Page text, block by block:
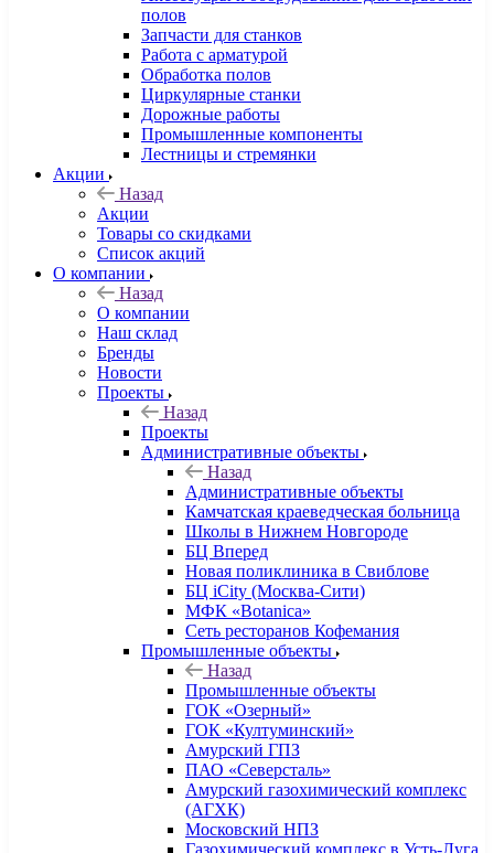
полов
Запчасти для станков
Работа с арматурой
Обработка полов
Циркулярные станки
Дорожные работы
Промышленные компоненты
Лестницы и стремянки
Акции
Назад
Акции
Товары со скидками
Список акций
О компании
Назад
О компании
Наш склад
Бренды
Новости
Проекты
Назад
Проекты
Административные объекты
Назад
Административные объекты
Камчатская краеведческая больница
Школы в Нижнем Новгороде
БЦ Вперед
Новая поликлиника в Свиблове
БЦ iCity (Москва-Сити)
МФК «Botanica»
Сеть ресторанов Кофемания
Промышленные объекты
Назад
Промышленные объекты
ГОК «Озерный»
ГОК «Култуминский»
Амурский ГПЗ
ПАО «Северсталь»
Амурский газохимический комплекс
(АГХК)
Московский НПЗ
Газохимический комплекс в Усть-Луга